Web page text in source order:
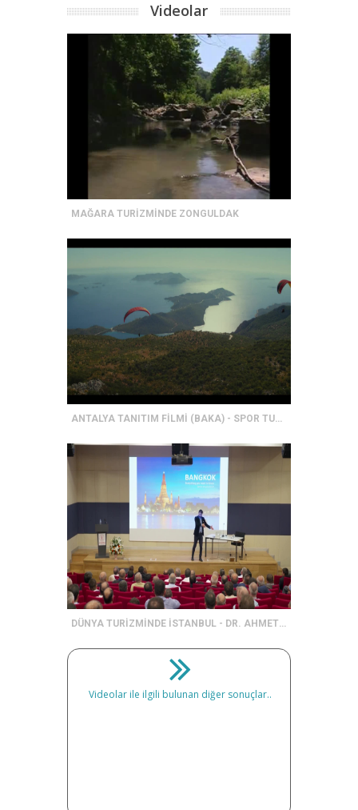
Videolar
MAĞARA TURİZMİNDE ZONGULDAK
ANTALYA TANITIM FİLMİ (BAKA) - SPOR TURİZMİ
DÜNYA TURİZMİNDE İSTANBUL - DR. AHMET VATAN
Videolar ile ilgili bulunan diğer sonuçlar..